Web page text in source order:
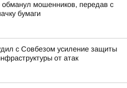
обманул мошенников, передав с
бумаги
с Совбезом усиление защиты
от атак